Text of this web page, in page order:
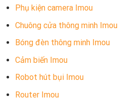
Phụ kiện camera Imou
Chuông cửa thông minh Imou
Bóng đèn thông minh Imou
Cảm biến Imou
Robot hút bụi Imou
Router Imou